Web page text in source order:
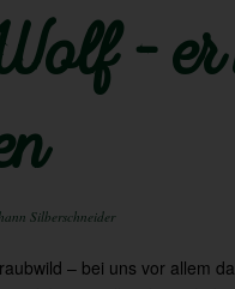
– er
Silberschneider
– bei uns vor allem